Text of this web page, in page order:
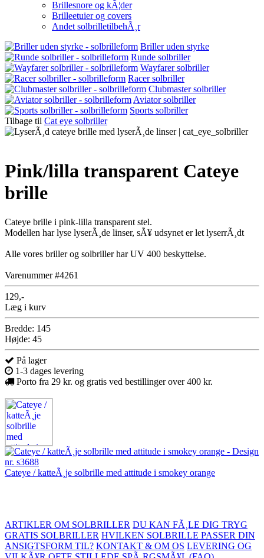
Brillesnore og kÃ¦der
Brilleetuier og covers
Andet solbrilletilbehÃ¸r
Briller uden styrke
Runde solbriller
Wayfarer solbriller
Racer solbriller
Clubmaster solbriller
Aviator solbriller
Sports solbriller
Tilbage til Cat eye solbriller
Pink/lilla transparent Cateye
brille
Cateye brille i pink-lilla transparent stel.
Modellen har lyse lyserÃ¸de linser, sÃ¥ udsynet er let lyserrÃ¸dt
Alle vores briller og solbriller har UV 400 beskyttelse.
Varenummer #4261
129,-
Læg i kurv
Bredde: 145
Højde: 45
På lager
1-3 dages levering
Porto fra 29 kr. og gratis ved bestillinger over 400 kr.
Cateye / katteÃ¸je solbrille med attitude i smokey orange
ARTIKLER OM SOLBRILLER DU KAN FÃ¸LE DIG TRYG
GRATIS SOLBRILLER HVILKEN SOLBRILLE PASSER DIN
ANSIGTSFORM TIL? KONTAKT & OM OS LEVERING OG